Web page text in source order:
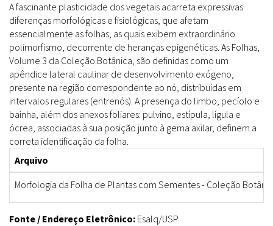
A fascinante plasticidade dos vegetais acarreta expressivas
diferenças morfológicas e fisiológicas, que afetam
essencialmente as folhas, as quais exibem extraordinário
polimorfismo, decorrente de heranças epigenéticas. As Folhas,
Volume 3 da Coleção Botânica, são definidas como um
apêndice lateral caulinar de desenvolvimento exógeno,
presente na região correspondente ao nó, distribuídas em
intervalos regulares (entrenós). A presença do limbo, pecíolo e
bainha, além dos anexos foliares: pulvino, estípula, lígula e
ócrea, associadas à sua posição junto à gema axilar, definem a
correta identificação da folha.
Arquivo
Morfologia da Folha de Plantas com Sementes - Coleção
Fonte / Endereço Eletrônico: Esalq/USP